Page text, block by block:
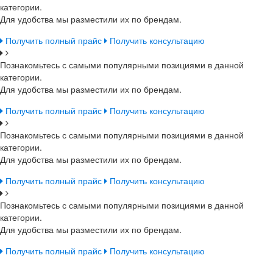
категории.
Для удобства мы разместили их по брендам.
Получить полный прайс
Получить консультацию
Познакомьтесь с самыми популярными позициями в данной
категории.
Для удобства мы разместили их по брендам.
Получить полный прайс
Получить консультацию
Познакомьтесь с самыми популярными позициями в данной
категории.
Для удобства мы разместили их по брендам.
Получить полный прайс
Получить консультацию
Познакомьтесь с самыми популярными позициями в данной
категории.
Для удобства мы разместили их по брендам.
Получить полный прайс
Получить консультацию